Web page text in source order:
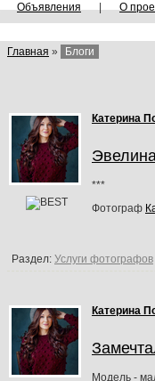
Объявления | О
Главная » Блоги
Катерина
Эвелина
***
Фотограф
Раздел: Услуги фотографов
Катерина
Модель -